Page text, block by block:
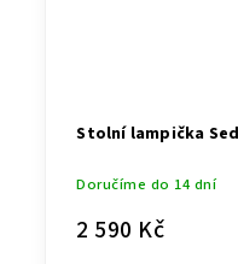
Stolní lampička
Doručíme do 14 dní
2 590 Kč